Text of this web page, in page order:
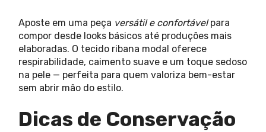
Aposte em uma peça versátil e confortávelpara
compor desde looks básicos até produções mais
elaboradas. O tecido ribana modal oferece
respirabilidade, caimento suave e um toque sedoso
na pele — perfeita para quem valoriza bem-estar
sem abrir mão do estilo.
Dicas de Conservação